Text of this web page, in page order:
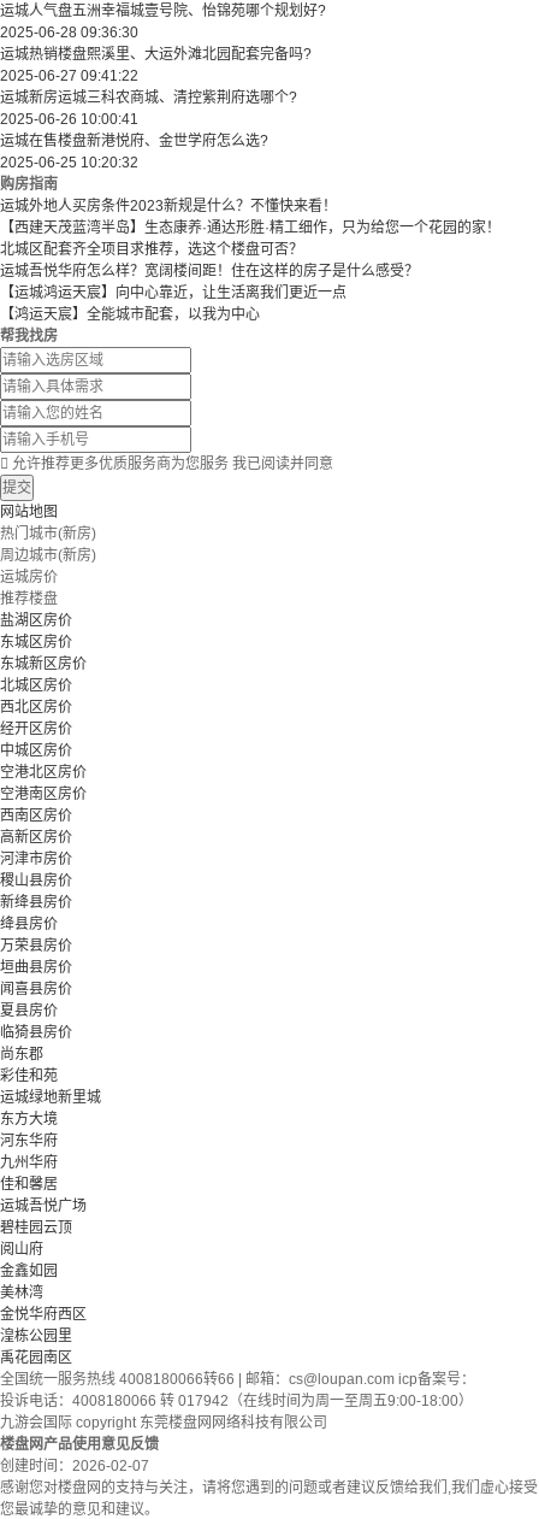
运城人气盘五洲幸福城壹号院、怡锦苑哪个规划好?
2025-06-28 09:36:30
运城热销楼盘熙溪里、大运外滩北园配套完备吗?
2025-06-27 09:41:22
运城新房运城三科农商城、清控紫荆府选哪个?
2025-06-26 10:00:41
运城在售楼盘新港悦府、金世学府怎么选?
2025-06-25 10:20:32
购房指南
运城外地人买房条件2023新规是什么？不懂快来看！
【西建天茂蓝湾半岛】生态康养·通达形胜·精工细作，只为给您一个花园的家！
北城区配套齐全项目求推荐，选这个楼盘可否？
运城吾悦华府怎么样？宽阔楼间距！住在这样的房子是什么感受？
【运城鸿运天宸】向中心靠近，让生活离我们更近一点
【鸿运天宸】全能城市配套，以我为中心
帮我找房
 允许推荐更多优质服务商为您服务 我已阅读并同意
提交
网站地图
热门城市(新房)
周边城市(新房)
运城房价
推荐楼盘
盐湖区房价
东城区房价
东城新区房价
北城区房价
西北区房价
经开区房价
中城区房价
空港北区房价
空港南区房价
西南区房价
高新区房价
河津市房价
稷山县房价
新绛县房价
绛县房价
万荣县房价
垣曲县房价
闻喜县房价
夏县房价
临猗县房价
尚东郡
彩佳和苑
运城绿地新里城
东方大境
河东华府
九州华府
佳和馨居
运城吾悦广场
碧桂园云顶
阅山府
金鑫如园
美林湾
金悦华府西区
湟栋公园里
禹花园南区
全国统一服务热线 4008180066转66 | 邮箱： cs@loupan.com icp备案号：
投诉电话：4008180066 转 017942（在线时间为周一至周五9:00-18:00）
九游会国际 copyright 东莞楼盘网网络科技有限公司
楼盘网产品使用意见反馈
创建时间： 2026-02-07
感谢您对楼盘网的支持与关注，请将您遇到的问题或者建议反馈给我们,我们虚心接受
您最诚挚的意见和建议。